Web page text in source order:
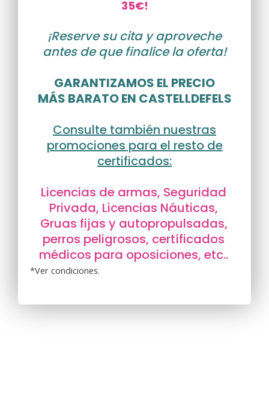
35€!
¡Reserve su cita y aproveche
antes de que finalice la oferta!
GARANTIZAMOS EL PRECIO
MÁS BARATO EN CASTELLDEFELS
Consulte también nuestras
promociones para el resto de
certificados:
Licencias de armas, Seguridad
Privada, Licencias Náuticas,
Gruas fijas y autopropulsadas,
perros peligrosos, certíficados
médicos para oposiciones, etc..
*Ver condiciones.